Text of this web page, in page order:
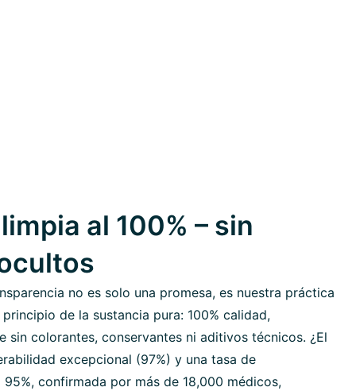
al 100% – sin
no es solo una promesa, es nuestra práctica
de la sustancia pura: 100% calidad,
sin colorantes, conservantes ni aditivos técnicos. ¿El
excepcional (97%) y una tasa de
confirmada por más de 18,000 médicos,